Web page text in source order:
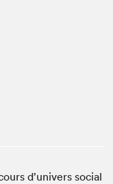
d’univers social